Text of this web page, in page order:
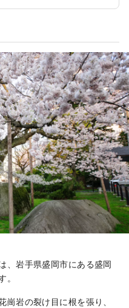
刀が所蔵されており、この
」に指定されています。こ
象徴する貴重な遺産であ
を持つ多くの人々が訪れる
、岩手県盛岡市にある盛岡
。
崗岩の裂け目に根を張り、